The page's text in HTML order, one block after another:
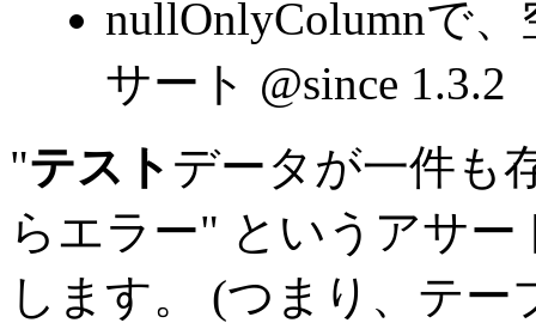
nullOnlyColumnで
サート @since 1.3.2
"テスト データが一件も
らエラー" というアサー
します。 (つまり、テー